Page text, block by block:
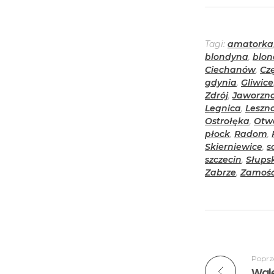
Tagi: amatorka
blondyna,
Ciechanów,
gdynia, Gliwice
Zdrój,
Legnica,
Ostrołęka,
płock, Radom,
Skierniewice,
szczecin,
Zabrze,